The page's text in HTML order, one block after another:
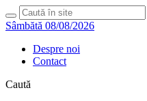
Sâmbătă 08/08/2026
Despre noi
Contact
Caută